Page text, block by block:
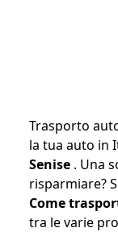
Trasporto
la tua auto in
Senise . Una
risparmiare?
Come
tra le varie